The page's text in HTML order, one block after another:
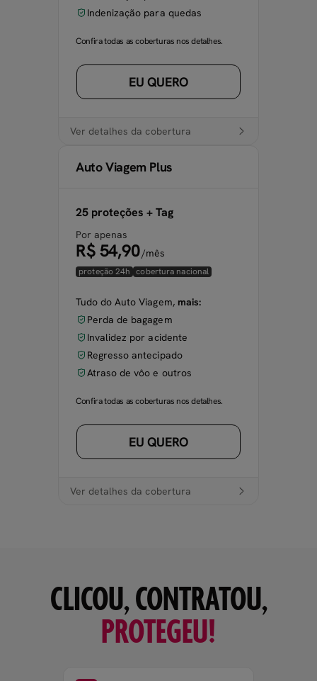
Indenização para quedas
Confira todas as coberturas nos detalhes.
EU QUERO
Ver detalhes da cobertura
Auto Viagem Plus
25 proteções + Tag
Por apenas
R$ 54,90/mês
proteção 24h cobertura nacional
Tudo do Auto Viagem, mais:
Perda de bagagem
Invalidez por acidente
Regresso antecipado
Atraso de vôo e outros
Confira todas as coberturas nos detalhes.
EU QUERO
Ver detalhes da cobertura
CLICOU, CONTRATOU,
PROTEGEU!